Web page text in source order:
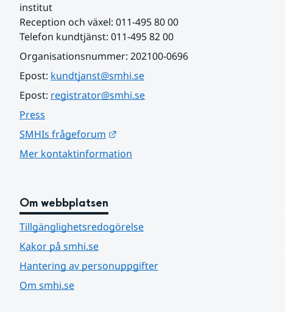
institut
Reception och växel: 011-495 80 00
Telefon kundtjänst: 011-495 82 00
Organisationsnummer: 202100-0696
Epost: kundtjanst@smhi.se
Epost: registrator@smhi.se
Press
SMHIs frågeforum
Mer kontaktinformation
Om webbplatsen
Tillgänglighetsredogörelse
Kakor på smhi.se
Hantering av personuppgifter
Om smhi.se